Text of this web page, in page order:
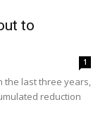
to
1
the last three years,
reduction